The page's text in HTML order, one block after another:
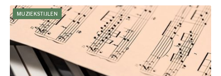
MUZIEKSTIJLEN